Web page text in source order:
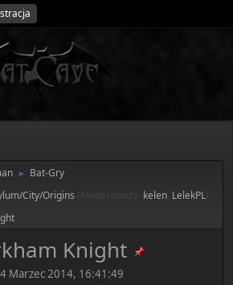
► Bat-Gry
City/Origins kelen LelekPL
Knight
Marzec 2014, 16:41:49